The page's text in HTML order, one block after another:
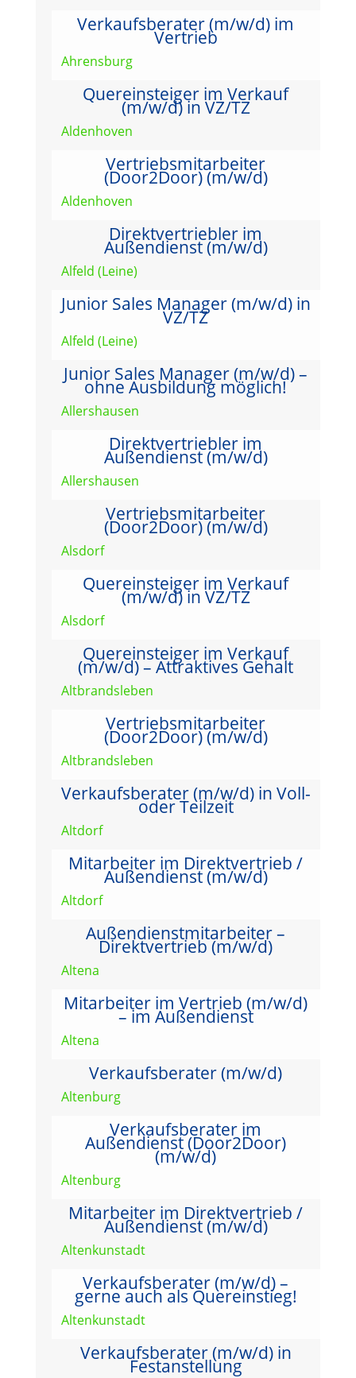
Verkaufsberater (m/w/d) im
Vertrieb
Ahrensburg
Quereinsteiger im Verkauf
(m/w/d) in VZ/TZ
Aldenhoven
Vertriebsmitarbeiter
(Door2Door) (m/w/d)
Aldenhoven
Direktvertriebler im
Außendienst (m/w/d)
Alfeld (Leine)
Junior Sales Manager (m/w/d) in
VZ/TZ
Alfeld (Leine)
Junior Sales Manager (m/w/d) –
ohne Ausbildung möglich!
Allershausen
Direktvertriebler im
Außendienst (m/w/d)
Allershausen
Vertriebsmitarbeiter
(Door2Door) (m/w/d)
Alsdorf
Quereinsteiger im Verkauf
(m/w/d) in VZ/TZ
Alsdorf
Quereinsteiger im Verkauf
(m/w/d) – Attraktives Gehalt
Altbrandsleben
Vertriebsmitarbeiter
(Door2Door) (m/w/d)
Altbrandsleben
Verkaufsberater (m/w/d) in Voll-
oder Teilzeit
Altdorf
Mitarbeiter im Direktvertrieb /
Außendienst (m/w/d)
Altdorf
Außendienstmitarbeiter –
Direktvertrieb (m/w/d)
Altena
Mitarbeiter im Vertrieb (m/w/d)
– im Außendienst
Altena
Verkaufsberater (m/w/d)
Altenburg
Verkaufsberater im
Außendienst (Door2Door)
(m/w/d)
Altenburg
Mitarbeiter im Direktvertrieb /
Außendienst (m/w/d)
Altenkunstadt
Verkaufsberater (m/w/d) –
gerne auch als Quereinstieg!
Altenkunstadt
Verkaufsberater (m/w/d) in
Festanstellung